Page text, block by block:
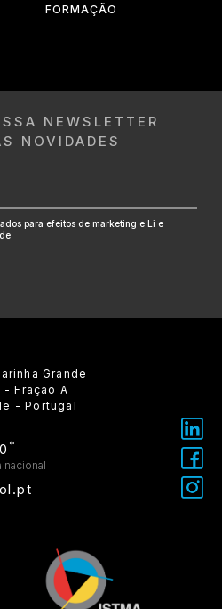
FORMAÇÃO
NEWSLETTER
NOVIDADES
para efeitos de marketing e Li e
Grande
- Fração A
- Portugal
*
nacional